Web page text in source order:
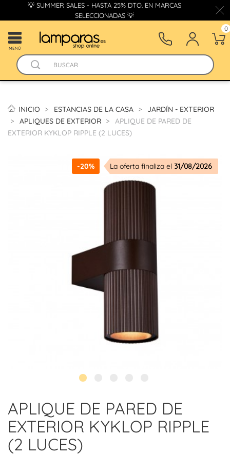
💡 SUMMER SALES - HASTA 25% DTO. EN MARCAS
SELECCIONADAS 💡
MENÚ
0
INICIO ESTANCIAS DE LA CASA
JARDÍN - EXTERIOR
APLIQUES DE EXTERIOR
APLIQUE DE PARED DE
EXTERIOR KYKLOP RIPPLE (2 LUCES)
-20% La oferta finaliza el 31/08/2026
APLIQUE DE PARED DE
EXTERIOR KYKLOP RIPPLE
(2 LUCES)